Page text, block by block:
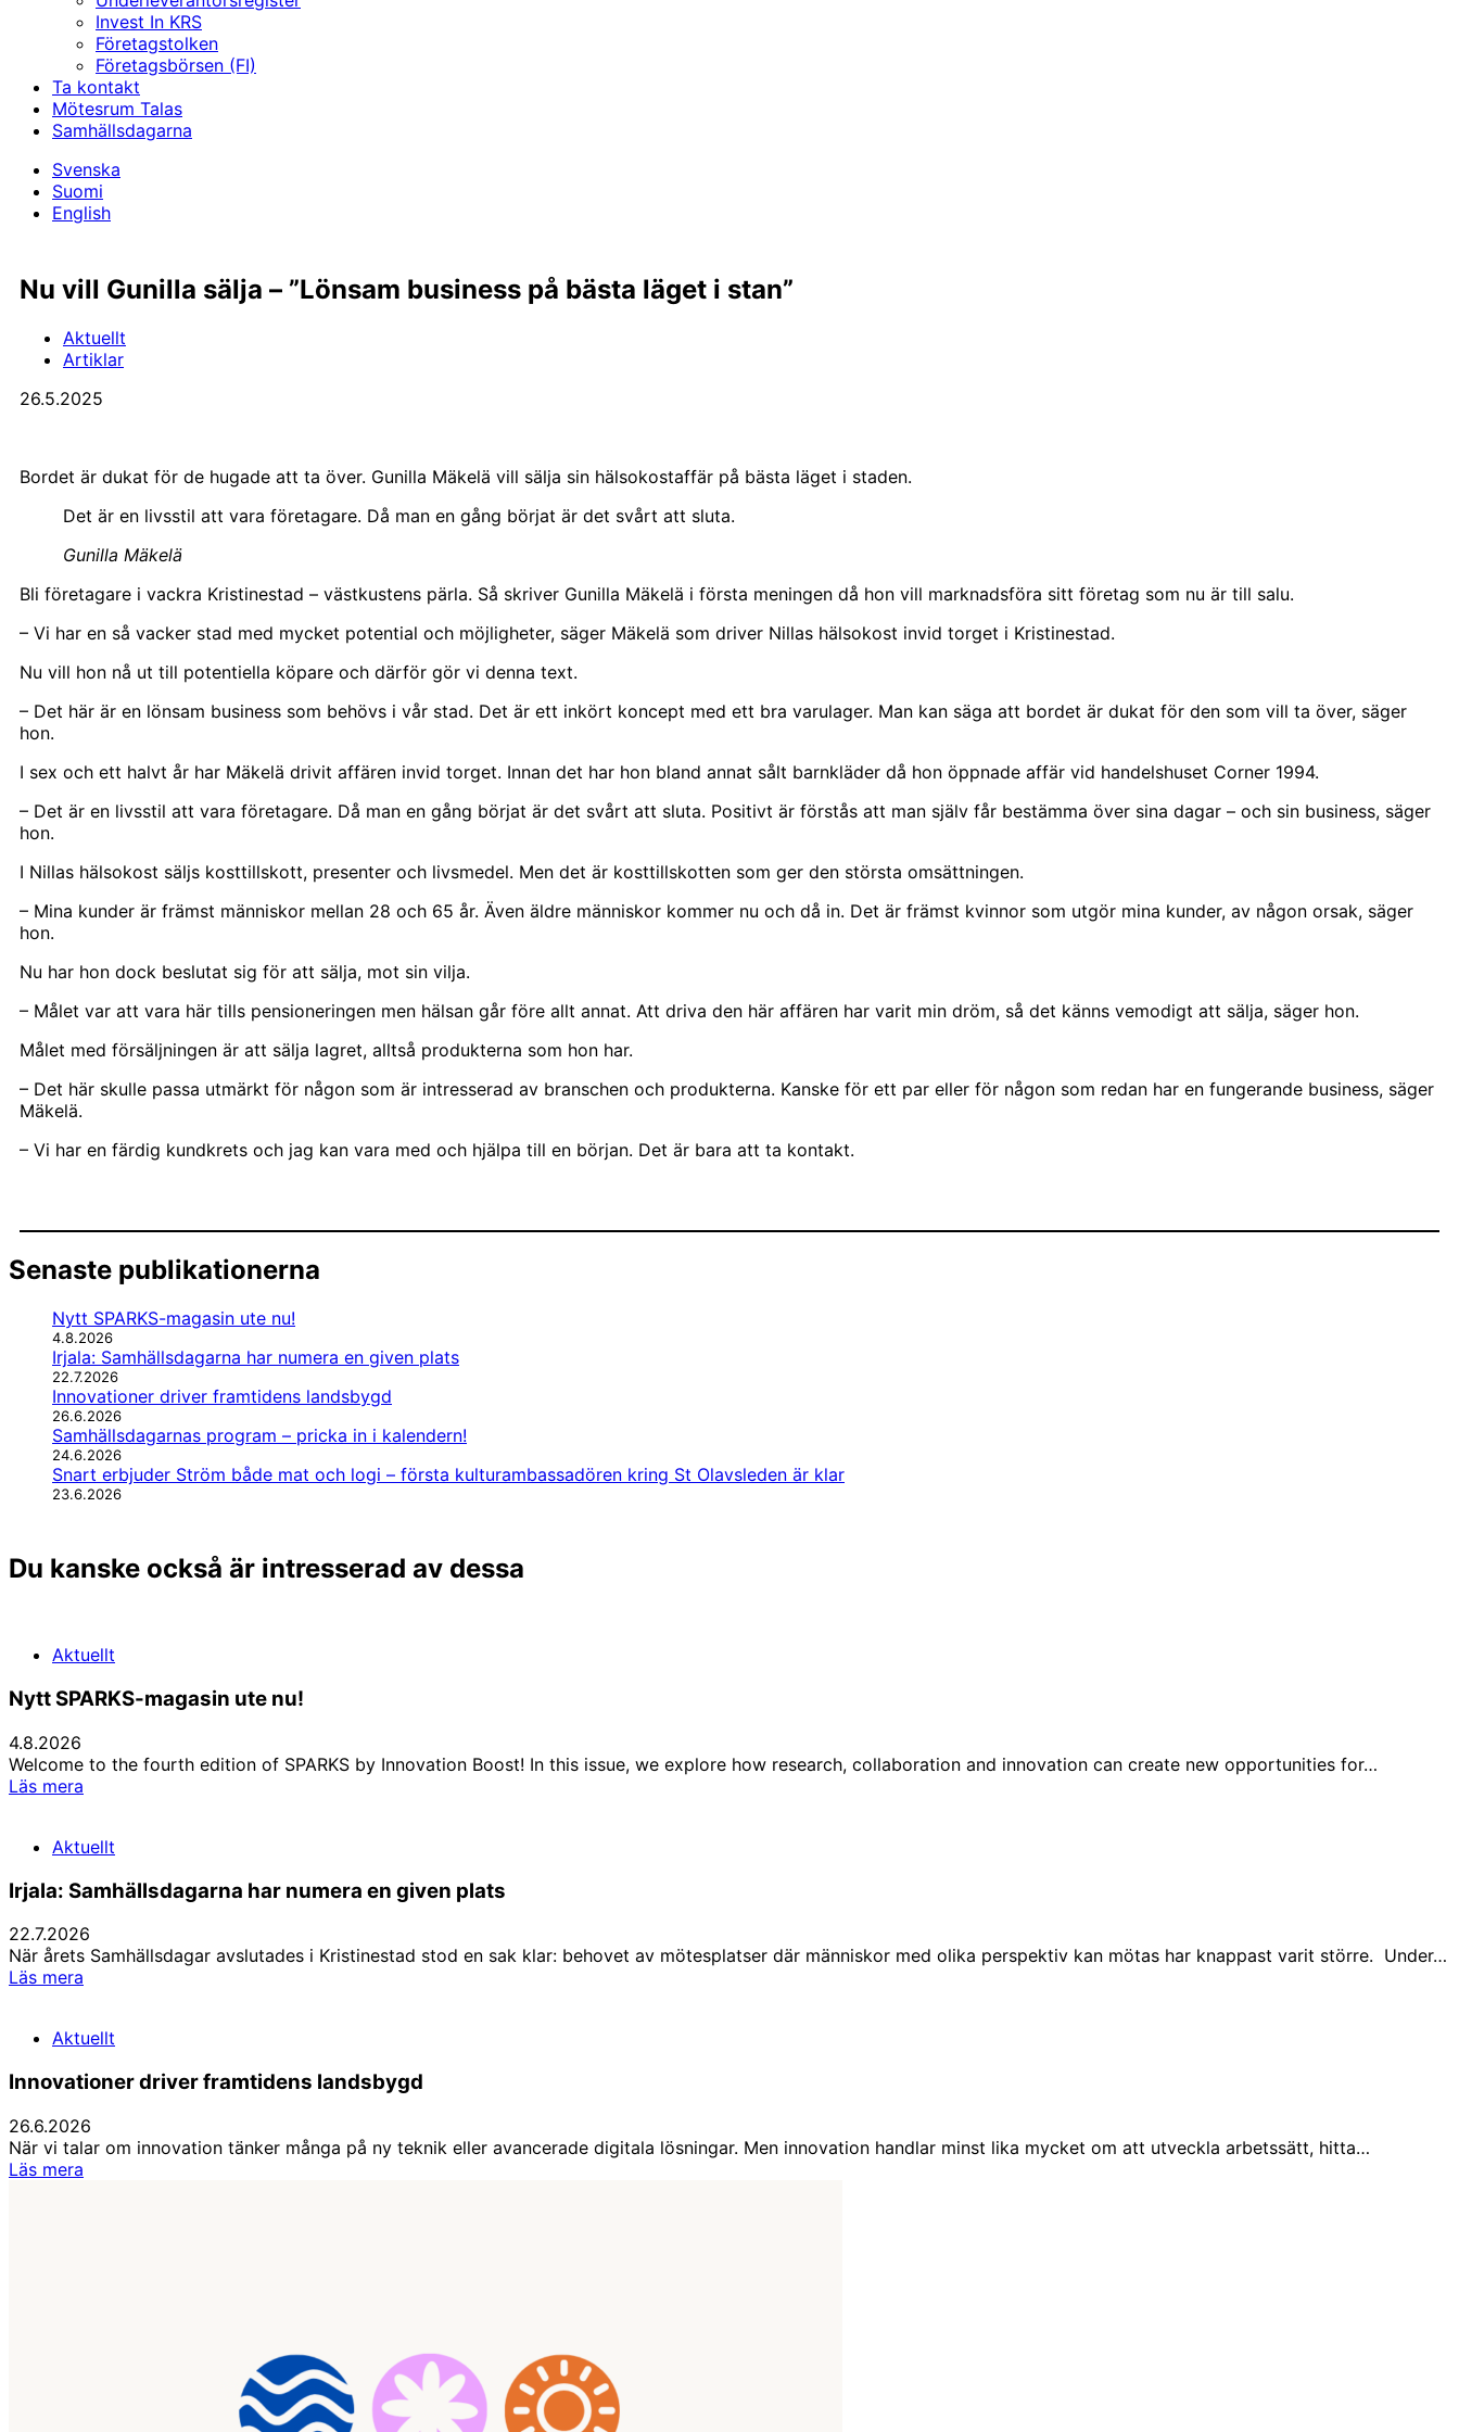
Invest In KRS
Företagstolken
Företagsbörsen (FI)
Ta kontakt
Mötesrum Talas
Samhällsdagarna
Svenska
Suomi
English
Nu vill Gunilla sälja – ”Lönsam business på bästa läget i stan”
Aktuellt
Artiklar
26.5.2025
Bordet är dukat för de hugade att ta över. Gunilla Mäkelä vill sälja sin hälsokostaffär på bästa läget i staden.
Det är en livsstil att vara företagare. Då man en gång börjat är det svårt att sluta.
Gunilla Mäkelä
Bli företagare i vackra Kristinestad – västkustens pärla. Så skriver Gunilla Mäkelä i första meningen då hon vill marknadsföra sitt företag som nu är till salu.
– Vi har en så vacker stad med mycket potential och möjligheter, säger Mäkelä som driver Nillas hälsokost invid torget i Kristinestad.
Nu vill hon nå ut till potentiella köpare och därför gör vi denna text.
– Det här är en lönsam business som behövs i vår stad. Det är ett inkört koncept med ett bra varulager. Man kan säga att bordet är dukat för den som vill ta över, säger
hon.
I sex och ett halvt år har Mäkelä drivit affären invid torget. Innan det har hon bland annat sålt barnkläder då hon öppnade affär vid handelshuset Corner 1994.
– Det är en livsstil att vara företagare. Då man en gång börjat är det svårt att sluta. Positivt är förstås att man själv får bestämma över sina dagar – och sin business, säger
hon.
I Nillas hälsokost säljs kosttillskott, presenter och livsmedel. Men det är kosttillskotten som ger den största omsättningen.
– Mina kunder är främst människor mellan 28 och 65 år. Även äldre människor kommer nu och då in. Det är främst kvinnor som utgör mina kunder, av någon orsak, säger
hon.
Nu har hon dock beslutat sig för att sälja, mot sin vilja.
– Målet var att vara här tills pensioneringen men hälsan går före allt annat. Att driva den här affären har varit min dröm, så det känns vemodigt att sälja, säger hon.
Målet med försäljningen är att sälja lagret, alltså produkterna som hon har.
– Det här skulle passa utmärkt för någon som är intresserad av branschen och produkterna. Kanske för ett par eller för någon som redan har en fungerande business, säger
Mäkelä.
– Vi har en färdig kundkrets och jag kan vara med och hjälpa till en början. Det är bara att ta kontakt.
Senaste publikationerna
Nytt SPARKS-magasin ute nu!
4.8.2026
Irjala: Samhällsdagarna har numera en given plats
22.7.2026
Innovationer driver framtidens landsbygd
26.6.2026
Samhällsdagarnas program – pricka in i kalendern!
24.6.2026
Snart erbjuder Ström både mat och logi – första kulturambassadören kring St Olavsleden är klar
23.6.2026
Du kanske också är intresserad av dessa
Aktuellt
Nytt SPARKS-magasin ute nu!
4.8.2026
Welcome to the fourth edition of SPARKS by Innovation Boost! In this issue, we explore how research, collaboration and innovation can create new opportunities for…
Läs mera
ute
Aktuellt
Irjala: Samhällsdagarna har numera en given plats
22.7.2026
När årets Samhällsdagar avslutades i Kristinestad stod en sak klar: behovet av mötesplatser där människor med olika perspektiv kan mötas har knappast varit större. Under…
Läs mera
numera
given
Aktuellt
Innovationer driver framtidens landsbygd
26.6.2026
När vi talar om innovation tänker många på ny teknik eller avancerade digitala lösningar. Men innovation handlar minst lika mycket om att utveckla arbetssätt, hitta…
Läs mera